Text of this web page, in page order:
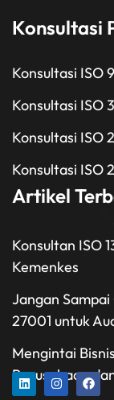
Konsultasi
Konsultasi ISO
Konsultasi ISO
Konsultasi ISO
Konsultasi ISO
Artikel
Konsultan ISO
Kemenkes
Jangan
27001 untuk
Mengintai
Perusahaan